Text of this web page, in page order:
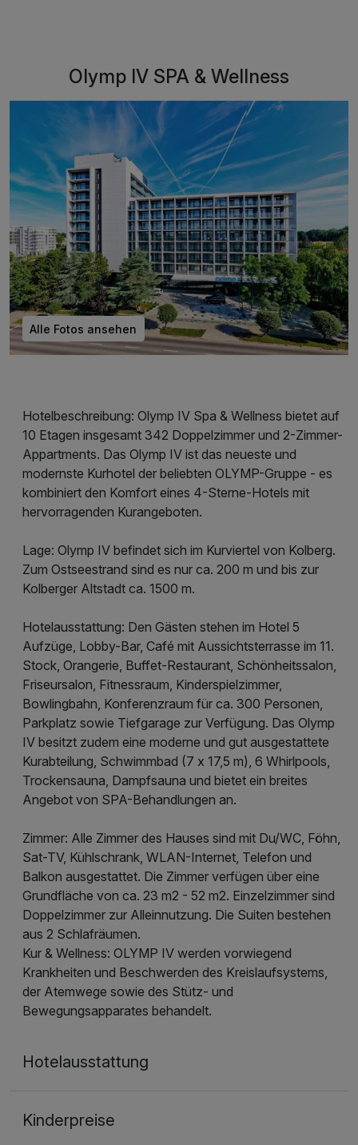
Olymp IV SPA & Wellness
Alle Fotos ansehen
Hotelbeschreibung: Olymp IV Spa & Wellness bietet auf
10 Etagen insgesamt 342 Doppelzimmer und 2-Zimmer-
Appartments. Das Olymp IV ist das neueste und
modernste Kurhotel der beliebten OLYMP-Gruppe - es
kombiniert den Komfort eines 4-Sterne-Hotels mit
hervorragenden Kurangeboten.
Lage: Olymp IV befindet sich im Kurviertel von Kolberg.
Zum Ostseestrand sind es nur ca. 200 m und bis zur
Kolberger Altstadt ca. 1500 m.
Hotelausstattung: Den Gästen stehen im Hotel 5
Aufzüge, Lobby-Bar, Café mit Aussichtsterrasse im 11.
Stock, Orangerie, Buffet-Restaurant, Schönheitssalon,
Friseursalon, Fitnessraum, Kinderspielzimmer,
Bowlingbahn, Konferenzraum für ca. 300 Personen,
Parkplatz sowie Tiefgarage zur Verfügung. Das Olymp
IV besitzt zudem eine moderne und gut ausgestattete
Kurabteilung, Schwimmbad (7 x 17,5 m), 6 Whirlpools,
Trockensauna, Dampfsauna und bietet ein breites
Angebot von SPA-Behandlungen an.
Zimmer: Alle Zimmer des Hauses sind mit Du/WC, Föhn,
Sat-TV, Kühlschrank, WLAN-Internet, Telefon und
Balkon ausgestattet. Die Zimmer verfügen über eine
Grundfläche von ca. 23 m2 - 52 m2. Einzelzimmer sind
Doppelzimmer zur Alleinnutzung. Die Suiten bestehen
aus 2 Schlafräumen.
Kur & Wellness: OLYMP IV werden vorwiegend
Krankheiten und Beschwerden des Kreislaufsystems,
der Atemwege sowie des Stütz- und
Bewegungsapparates behandelt.
Hotelausstattung
Kinderpreise